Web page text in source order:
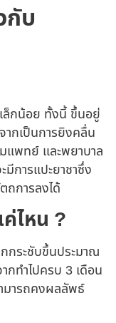
กับ
ล็กน้อย ทั้งนี้ ขึ้นอยู่
ากเป็นการยิงคลื่น
แพทย์ และพยาบาล
มีการแปะยาชาซึ่ง
ถการลงได้
ไหน ?
กระชับขึ้นประมาณ
ทำไปครบ 3 เดือน
มารถคงผลลัพธ์